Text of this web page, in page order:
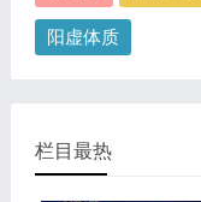
阳虚体质
栏目最热